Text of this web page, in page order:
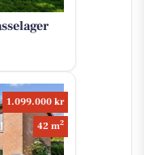
1.099.000 kr
42 m2